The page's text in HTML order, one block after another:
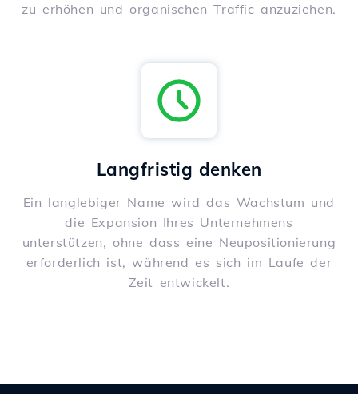
zu erhöhen und organischen Traffic anzuziehen.
Langfristig denken
Ein langlebiger Name wird das Wachstum und
die Expansion Ihres Unternehmens
unterstützen, ohne dass eine Neupositionierung
erforderlich ist, während es sich im Laufe der
Zeit entwickelt.